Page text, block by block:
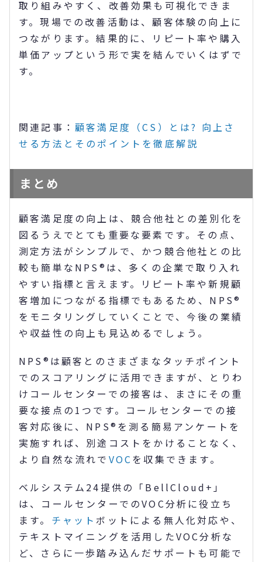
取り組みやすく、改善効果も可視化できま
す。現場での改善活動は、顧客体験の向上に
つながります。結果的に、リピート率や購入
単価アップという形で実を結んでいくはずで
す。
関連記事： 顧客満足度（CS）とは? 向上さ
せる方法とそのポイントを徹底解説
まとめ
顧客満足度の向上は、競合他社との差別化を
図るうえでとても重要な要素です。その点、
測定方法がシンプルで、かつ競合他社との比
較も簡単なNPS®は、多くの企業で取り入れ
やすい指標と言えます。リピート率や新規顧
客増加につながる指標でもあるため、NPS®
をモニタリングしていくことで、今後の業績
や収益性の向上も見込めるでしょう。
NPS®は顧客とのさまざまなタッチポイント
でのスコアリングに活用できますが、とりわ
けコールセンターでの接客は、まさにその重
要な接点の1つです。コールセンターでの接
客対応後に、NPS®を測る簡易アンケートを
実施すれば、別途コストをかけることなく、
より自然な流れで VOCを収集できます。
ベルシステム24提供の「BellCloud+」
は、コールセンターでのVOC分析に役立ち
ます。 チャット ボットによる無人化対応や、
テキストマイニングを活用したVOC分析な
ど、さらに一歩踏み込んだサポートも可能で